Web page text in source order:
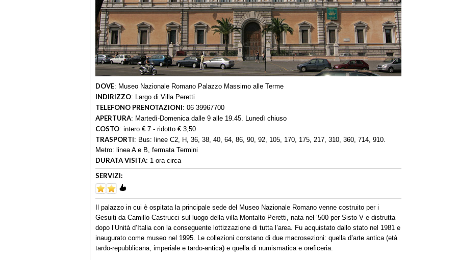
DOVE: Museo Nazionale Romano Palazzo Massimo alle Terme
INDIRIZZO: Largo di Villa Peretti
TELEFONO PRENOTAZIONI: 06 39967700
APERTURA: Martedì-Domenica dalle 9 alle 19.45. Lunedì chiuso
COSTO: intero € 7 - ridotto € 3,50
TRASPORTI: Bus: linee C2, H, 36, 38, 40, 64, 86, 90, 92, 105, 170, 175, 217, 310, 360, 714, 910.
Metro: linea A e B, fermata Termini
DURATA VISITA: 1 ora circa
SERVIZI:
Il palazzo in cui è ospitata la principale sede del Museo Nazionale Romano venne costruito per i
Gesuiti da Camillo Castrucci sul luogo della villa Montalto-Peretti, nata nel ‘500 per Sisto V e distrutta
dopo l’Unità d’Italia con la conseguente lottizzazione di tutta l’area. Fu acquistato dallo stato nel 1981 e
inaugurato come museo nel 1995. Le collezioni constano di due macrosezioni: quella d’arte antica (età
tardo-repubblicana, imperiale e tardo-antica) e quella di numismatica e oreficeria.